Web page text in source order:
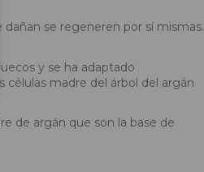
se regeneren por sí mismas.
y se ha adaptado
madre del árbol del argán
de argán que son la base de